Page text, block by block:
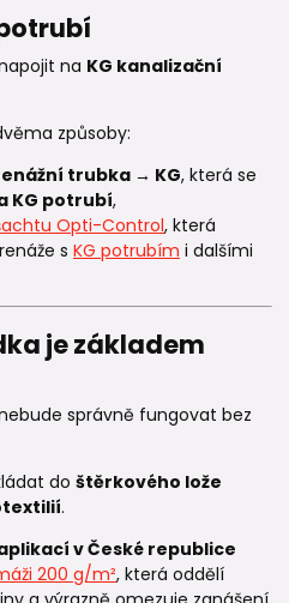
na KG kanalizační
způsoby:
trubka → KG, která se
KG potrubí,
Opti-Control, která
s KG potrubím i dalšími
je základem
správně fungovat bez
do štěrkového lože
.
v České republice
200 g/m², která oddělí